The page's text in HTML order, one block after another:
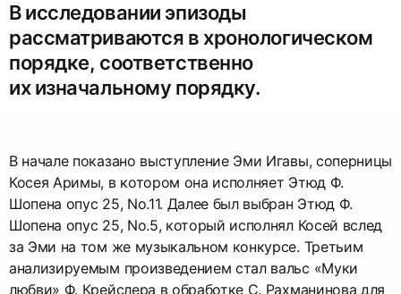
В исследовании эпизоды
рассматриваются в хронологическом
порядке, соответственно
их изначальному порядку.
В начале показано выступление Эми Игавы, соперницы
Косея Аримы, в котором она исполняет Этюд Ф.
Шопена опус 25, No.11. Далее был выбран Этюд Ф.
Шопена опус 25, No.5, который исполнял Косей вслед
за Эми на том же музыкальном конкурсе. Третьим
анализируемым произведением стал вальс «Муки
любви» Ф. Крейслера в обработке С. Рахманинова для